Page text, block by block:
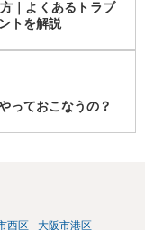
｜よくあるトラブ
トを解説
っておこなうの？
西区
大阪市港区